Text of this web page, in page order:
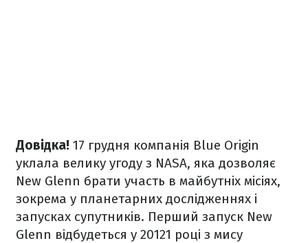
Довідка! 17 грудня компанія Blue Origin
уклала велику угоду з NASA, яка дозволяє
New Glenn брати участь в майбутніх місіях,
зокрема у планетарних дослідженнях і
запусках супутників. Перший запуск New
Glenn відбудеться у 20121 році з мису